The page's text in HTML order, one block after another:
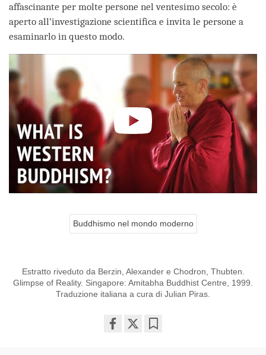
affascinante per molte persone nel ventesimo secolo: è
aperto all’investigazione scientifica e invita le persone a
esaminarlo in questo modo.
Buddhismo nel mondo moderno
Estratto riveduto da Berzin, Alexander e Chodron, Thubten.
Glimpse of Reality. Singapore: Amitabha Buddhist Centre, 1999.
Traduzione italiana a cura di Julian Piras.